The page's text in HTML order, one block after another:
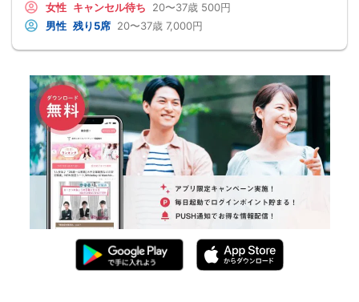
女性 キャンセル待ち 20〜37歳 500円
男性 残り5席 20〜37歳 7,000円